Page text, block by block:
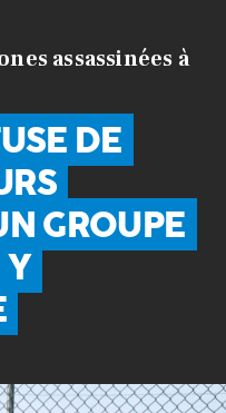
assassinées à
DE
GROUPE